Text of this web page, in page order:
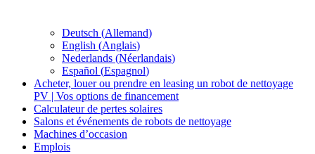
Deutsch (Allemand)
English (Anglais)
Nederlands (Néerlandais)
Español (Espagnol)
Acheter, louer ou prendre en leasing un robot de nettoyage
PV | Vos options de financement
Calculateur de pertes solaires
Salons et événements de robots de nettoyage
Machines d’occasion
Emplois